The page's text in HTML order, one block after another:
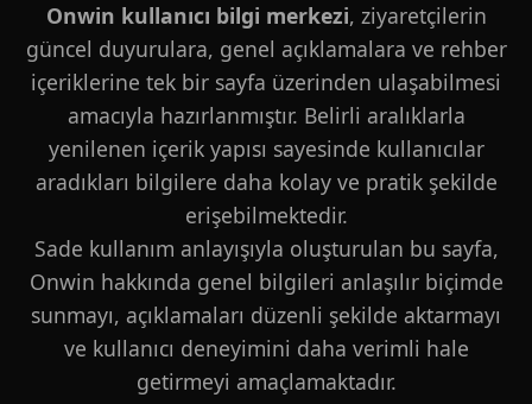
Onwin kullanıcı bilgi merkezi, ziyaretçilerin
güncel duyurulara, genel açıklamalara ve rehber
içeriklerine tek bir sayfa üzerinden ulaşabilmesi
amacıyla hazırlanmıştır. Belirli aralıklarla
yenilenen içerik yapısı sayesinde kullanıcılar
aradıkları bilgilere daha kolay ve pratik şekilde
erişebilmektedir.
Sade kullanım anlayışıyla oluşturulan bu sayfa,
Onwin hakkında genel bilgileri anlaşılır biçimde
sunmayı, açıklamaları düzenli şekilde aktarmayı
ve kullanıcı deneyimini daha verimli hale
getirmeyi amaçlamaktadır.